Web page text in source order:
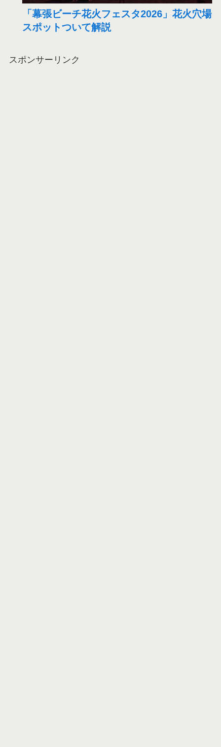
「幕張ビーチ花火フェスタ2026」花火穴場
スポットついて解説
スポンサーリンク